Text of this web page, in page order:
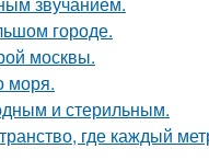
городе.
москвы.
моря.
и стерильным.
где каждый